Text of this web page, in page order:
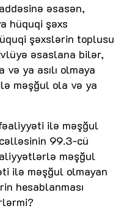
əsasən,
hüquqi şəxs
şəxslərin toplusu
əsaslana bilər,
və ya asılı olmaya
məşğul ola və ya
ilə məşğul
99.3-cü
məşğul
ilə məşğul olmayan
hesablanması